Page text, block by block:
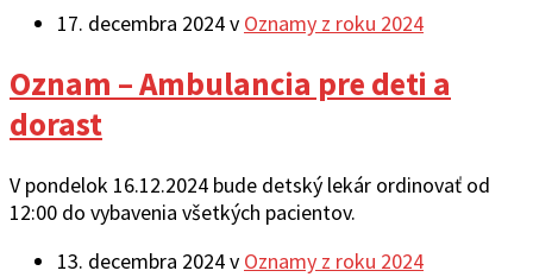
17. decembra 2024v Oznamy z roku 2024
Oznam – Ambulancia pre deti a
dorast
V pondelok 16.12.2024 bude detský lekár ordinovať od
12:00 do vybavenia všetkých pacientov.
13. decembra 2024v Oznamy z roku 2024